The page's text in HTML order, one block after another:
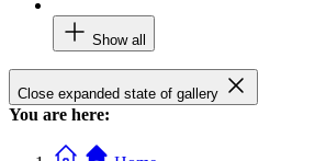
Show all
Close expanded state of gallery
You are here: